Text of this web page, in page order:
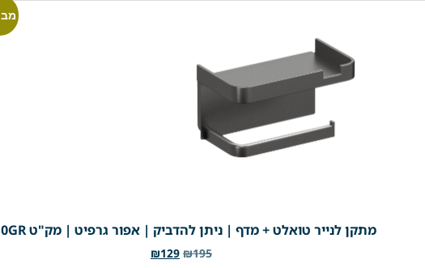
מתקן לנייר טואלט + מדף | ניתן להדביק | אפור גרפיט | מק"ט 210GR
₪195
₪129